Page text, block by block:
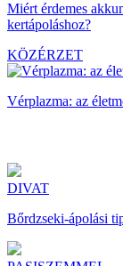
Miért érdemes
kertápoláshoz?
KÖZÉRZET
Vérplazma: az
DIVAT
Bőrdzseki-ápolási